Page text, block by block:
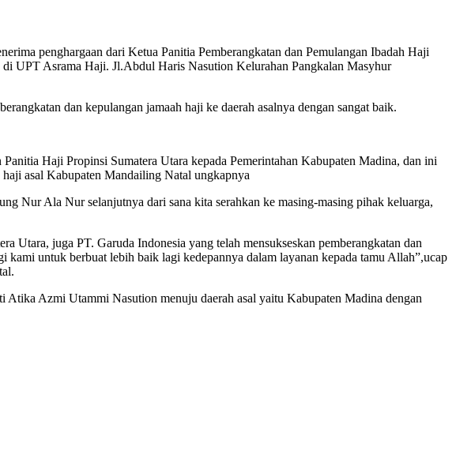
penghargaan dari Ketua Panitia Pemberangkatan dan Pemulangan Ibadah Haji
UPT Asrama Haji. Jl.Abdul Haris Nasution Kelurahan Pangkalan Masyhur
dan kepulangan jamaah haji ke daerah asalnya dengan sangat baik.
Haji Propinsi Sumatera Utara kepada Pemerintahan Kabupaten Madina, dan ini
asal Kabupaten Mandailing Natal ungkapnya
Nur Ala Nur selanjutnya dari sana kita serahkan ke masing-masing pihak keluarga,
Utara, juga PT. Garuda Indonesia yang telah mensukseskan pemberangkatan dan
untuk berbuat lebih baik lagi kedepannya dalam layanan kepada tamu Allah”,ucap
Azmi Utammi Nasution menuju daerah asal yaitu Kabupaten Madina dengan